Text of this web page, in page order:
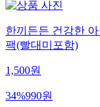
한끼든든 건강한
팩(빨대미포함)
1,500원
34%990원